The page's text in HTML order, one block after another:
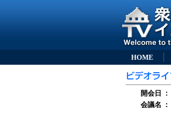
HOME
開会日 ：
会議名
：